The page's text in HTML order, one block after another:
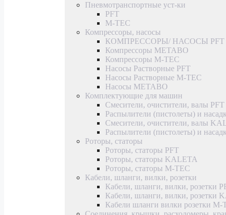
Пневмотранспортные уст-ки
PFT
M-TEC
Компрессоры, насосы
КОМПРЕССОРЫ/ НАСОСЫ PFT
Компрессоры METABO
Компрессоры M-TEC
Насосы Растворные PFT
Насосы Растворные M-TEC
Насосы METABO
Комплектующие для машин
Смесители, очистители, валы PFT
Распылители (пистолеты) и
Смесители, очистители, валы
Распылители (пистолеты) и
Роторы, статоры
Роторы, статоры PFT
Роторы, статоры KALETA
Роторы, статоры M-TEC
Кабели, шланги, вилки, розетки
Кабели, шланги, вилки, розетки
Кабели, шланги, вилки, розетки
Кабели шланги вилки розетки M-